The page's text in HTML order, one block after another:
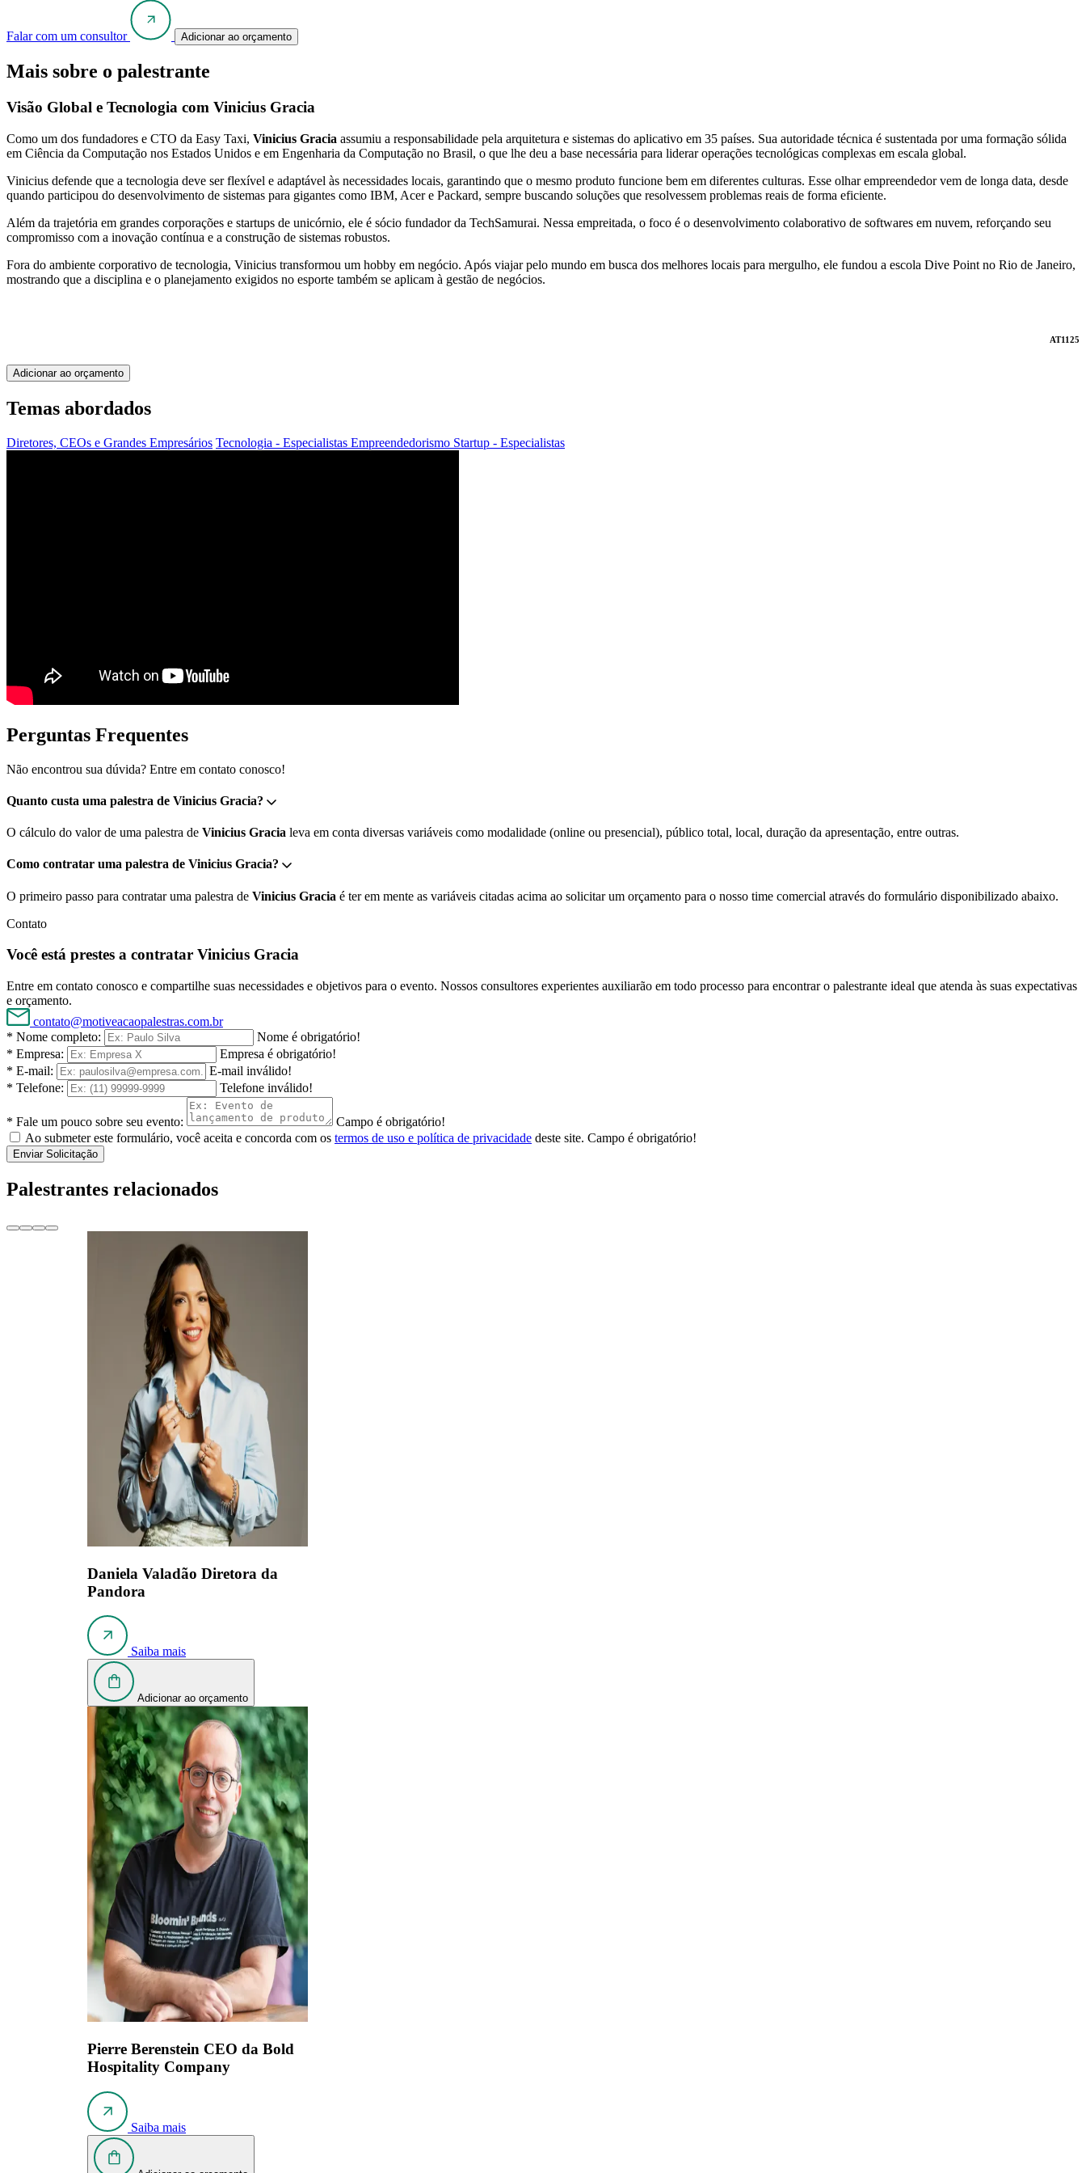
Falar com um consultor Adicionar ao orçamento
Mais sobre o palestrante
Visão Global e Tecnologia com Vinicius Gracia
Como um dos fundadores e CTO da Easy Taxi, Vinicius Gracia assumiu a responsabilidade pela arquitetura e sistemas do aplicativo em 35 países. Sua autoridade técnica é sustentada por uma formação sólida
em Ciência da Computação nos Estados Unidos e em Engenharia da Computação no Brasil, o que lhe deu a base necessária para liderar operações tecnológicas complexas em escala global.
Vinicius defende que a tecnologia deve ser flexível e adaptável às necessidades locais, garantindo que o mesmo produto funcione bem em diferentes culturas. Esse olhar empreendedor vem de longa data, desde
quando participou do desenvolvimento de sistemas para gigantes como IBM, Acer e Packard, sempre buscando soluções que resolvessem problemas reais de forma eficiente.
Além da trajetória em grandes corporações e startups de unicórnio, ele é sócio fundador da TechSamurai. Nessa empreitada, o foco é o desenvolvimento colaborativo de softwares em nuvem, reforçando seu
compromisso com a inovação contínua e a construção de sistemas robustos.
Fora do ambiente corporativo de tecnologia, Vinicius transformou um hobby em negócio. Após viajar pelo mundo em busca dos melhores locais para mergulho, ele fundou a escola Dive Point no Rio de Janeiro,
mostrando que a disciplina e o planejamento exigidos no esporte também se aplicam à gestão de negócios.
AT1125
Adicionar ao orçamento
Temas abordados
Diretores, CEOs e Grandes Empresários Tecnologia - Especialistas Empreendedorismo Startup - Especialistas
Perguntas Frequentes
Não encontrou sua dúvida? Entre em contato conosco!
Quanto custa uma palestra de Vinicius Gracia?
O cálculo do valor de uma palestra de Vinicius Gracia leva em conta diversas variáveis como modalidade (online ou presencial), público total, local, duração da apresentação, entre outras.
Como contratar uma palestra de Vinicius Gracia?
O primeiro passo para contratar uma palestra de Vinicius Gracia é ter em mente as variáveis citadas acima ao solicitar um orçamento para o nosso time comercial através do formulário disponibilizado abaixo.
Contato
Você está prestes a contratar Vinicius Gracia
Entre em contato conosco e compartilhe suas necessidades e objetivos para o evento. Nossos consultores experientes auxiliarão em todo processo para encontrar o palestrante ideal que atenda às suas expectativas
e orçamento.
contato@motiveacaopalestras.com.br
* Nome completo:
Nome é obrigatório!
* Empresa:
Empresa é obrigatório!
* E-mail:
E-mail inválido!
* Telefone:
Telefone inválido!
* Fale um pouco sobre seu evento:
Campo é obrigatório!
Ao submeter este formulário, você aceita e concorda com os termos de uso e política de privacidade deste site. Campo é obrigatório!
Enviar Solicitação
Palestrantes relacionados
Daniela Valadão Diretora da
Pandora
Saiba mais
Adicionar ao orçamento
Pierre Berenstein CEO da Bold
Hospitality Company
Saiba mais